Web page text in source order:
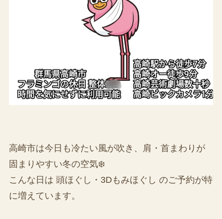
高崎市は今日も冷たい風が吹き、肩・首まわりが
固まりやすい冬の空気❄️
こんな日は 頭ほぐし・3Dもみほぐし のご予約が特
に増えています。